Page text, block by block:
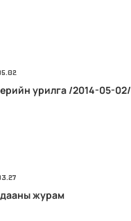
урилга /2014-05-02/
журам